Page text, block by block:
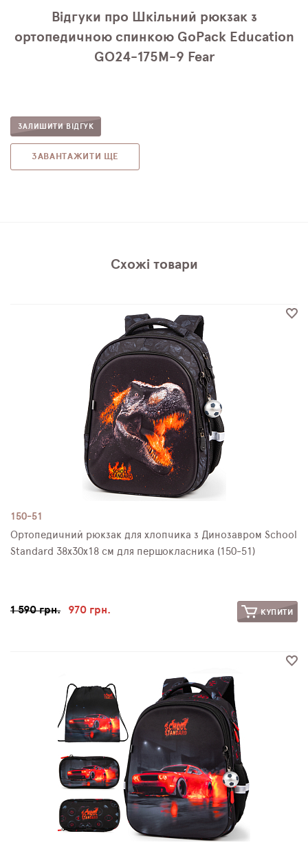
Відгуки про Шкільний рюкзак з
ортопедичною спинкою GoPack Education
GO24-175M-9 Fear
ЗАЛИШИТИ ВІДГУК
ЗАВАНТАЖИТИ ЩЕ
Схожі товари
150-51
Ортопедичний рюкзак для хлопчика з Динозавром School
Standard 38х30х18 см для першокласника (150-51)
1 590 грн. 970 грн. КУПИТИ